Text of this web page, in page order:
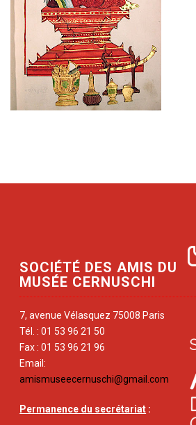
SOCIÉTÉ DES AMIS DU
MUSÉE CERNUSCHI
7, avenue Vélasquez 75008 Paris
Tél. : 01 53 96 21 50
Fax : 01 53 96 21 96
Email:
amismuseecernuschi@gmail.com
Permanence du secrétariat :